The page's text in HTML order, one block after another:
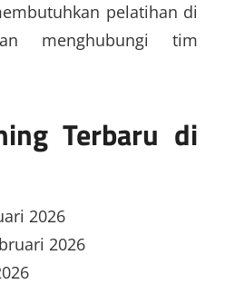
pelatihan di
menghubungi tim
Terbaru di
2026
2026